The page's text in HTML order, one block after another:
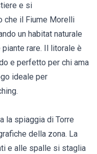
e si
che il Fiume Morelli
un habitat naturale
rare. Il litorale è
e perfetto per chi ama
ideale per
la spiaggia di Torre
della zona. La
e alle spalle si staglia